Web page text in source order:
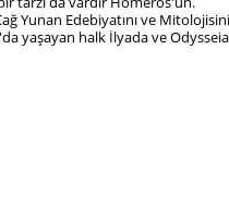
Yunan Edebiyatını ve
yaşayan halk İlyada ve